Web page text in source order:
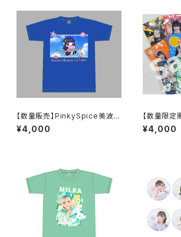
【数量販売】PinkySpice美波か
のん 2023誕生祭Tシャツ
¥4,000
【数量限
コチェキ
¥4,000